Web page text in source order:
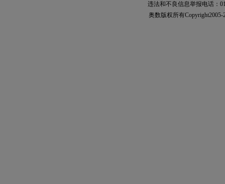
违法和不良信息举报电话：
奥数 版权所有Copyright2005-